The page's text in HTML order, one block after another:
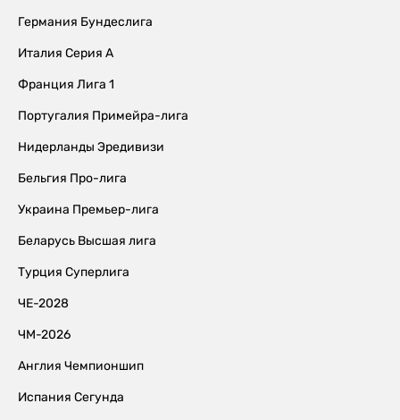
Германия Бундеслига
Италия Серия А
Франция Лига 1
Португалия Примейра-лига
Нидерланды Эредивизи
Бельгия Про-лига
Украина Премьер-лига
Беларусь Высшая лига
Турция Суперлига
ЧЕ-2028
ЧМ-2026
Англия Чемпионшип
Испания Сегунда